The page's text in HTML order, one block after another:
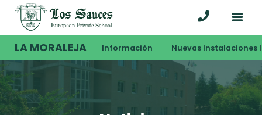
LA MORALEJA Información Nuevas Instalaciones